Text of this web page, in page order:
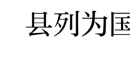
县列为